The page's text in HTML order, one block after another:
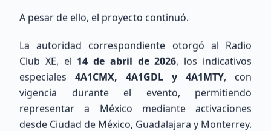
175miembros totales 0ubicados
175sin ubicación precisa
Ver Directorio
Unirse al Mapa
A pesar de ello, el proyecto continuó.
La autoridad correspondiente otorgó al Radio
Club XE, el 14 de abril de 2026, los indicativos
especiales 4A1CMX, 4A1GDL y 4A1MTY, con
vigencia durante el evento, permitiendo
representar a México mediante activaciones
desde Ciudad de México, Guadalajara y Monterrey.